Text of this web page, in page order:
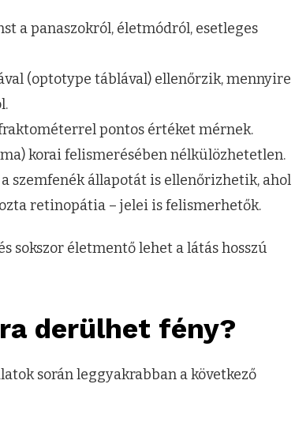
a panaszokról, életmódról, esetleges
(optotype táblával) ellenőrzik, mennyire
pontos értéket mérnek.
korai felismerésében nélkülözhetetlen.
szemfenék állapotát is ellenőrizhetik, ahol
retinopátia – jelei is felismerhetők.
sokszor életmentő lehet a látás hosszú
derülhet fény?
során leggyakrabban a következő